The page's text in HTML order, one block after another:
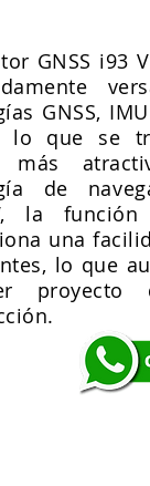
GNSS i93
GNSS,
lo que se
más
de
la
una
lo que